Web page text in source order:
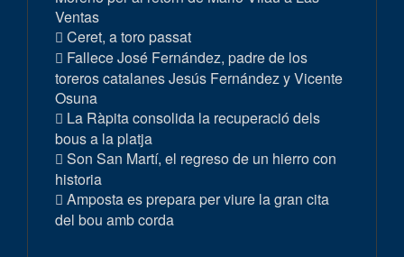
Ventas
Ceret, a toro passat
Fallece José Fernández, padre de los
toreros catalanes Jesús Fernández y Vicente
Osuna
La Ràpita consolida la recuperació dels
bous a la platja
Son San Martí, el regreso de un hierro con
historia
Amposta es prepara per viure la gran cita
del bou amb corda